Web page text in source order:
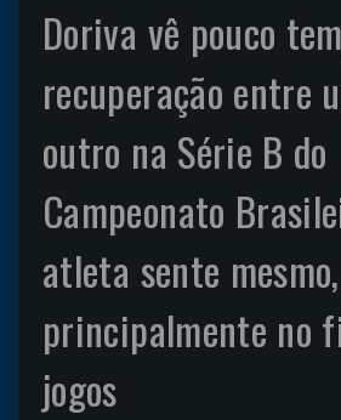
Doriva vê pouco
recuperação entre
outro na Série B do
Campeonato
atleta sente mesmo,
principalmente no
jogos